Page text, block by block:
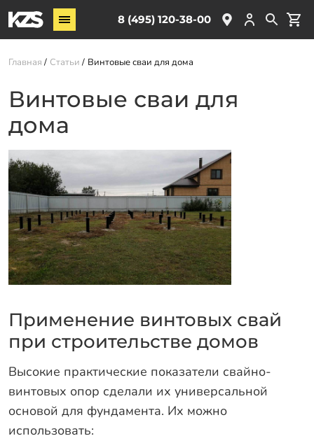
8 (495) 120-38-00
Винтовые сваи
ЖБ сваи
Обвязка свай
Комплектующие
Услуги
О компании
Акции
Новости
Партнёрам
Контакты
Доставка
Оплата
Отзывы
Гарантии
Программа лояльности
Вакансии
Главная Статьи Винтовые сваи для дома
Винтовые сваи для
дома
Применение винтовых свай
при строительстве домов
Высокие практические показатели свайно-
винтовых опор сделали их универсальной
основой для фундамента. Их можно
использовать: